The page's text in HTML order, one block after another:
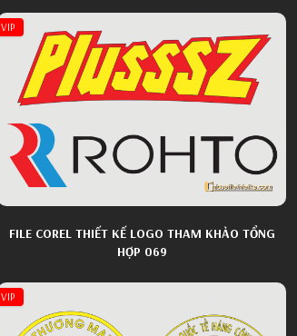
VIP
FILE COREL THIẾT KẾ LOGO THAM KHẢO TỔNG
HỢP 069
VIP